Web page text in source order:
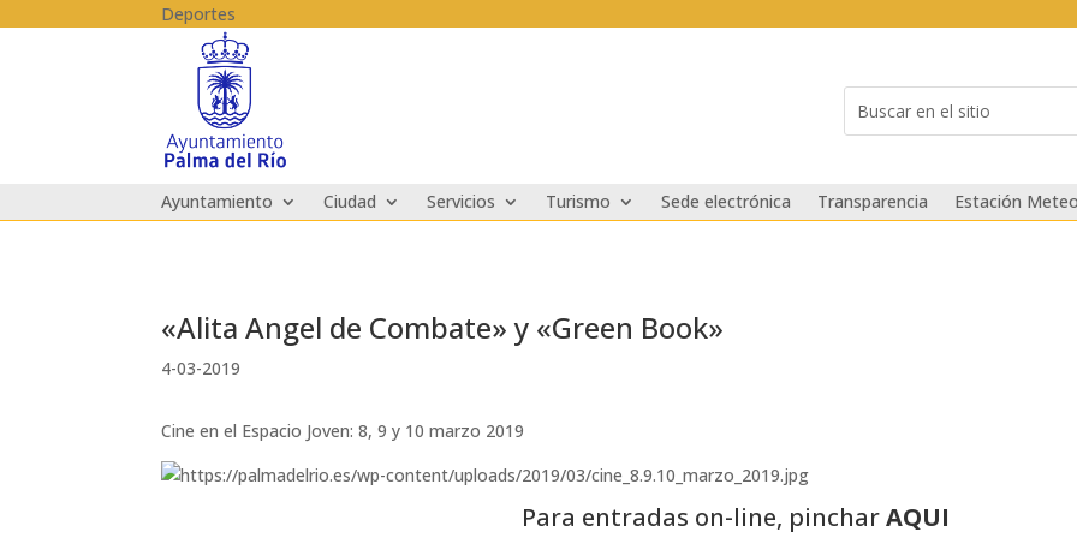
Deportes
for...
Ayuntamiento Ciudad Servicios Turismo Sede electrónica Transparencia Estación
«Alita Angel de Combate» y «Green Book»
4-03-2019
Cine en el Espacio Joven: 8, 9 y 10 marzo 2019
Para entradas on-line, pincharAQUI